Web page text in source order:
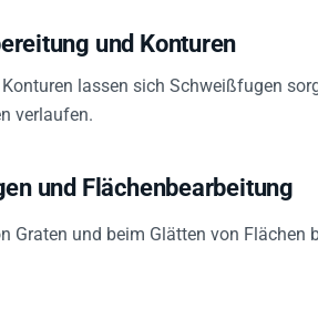
und Konturen
lassen sich Schweißfugen
verlaufen.
und Flächenbearbeitung
Graten und beim Glätten von Flächen